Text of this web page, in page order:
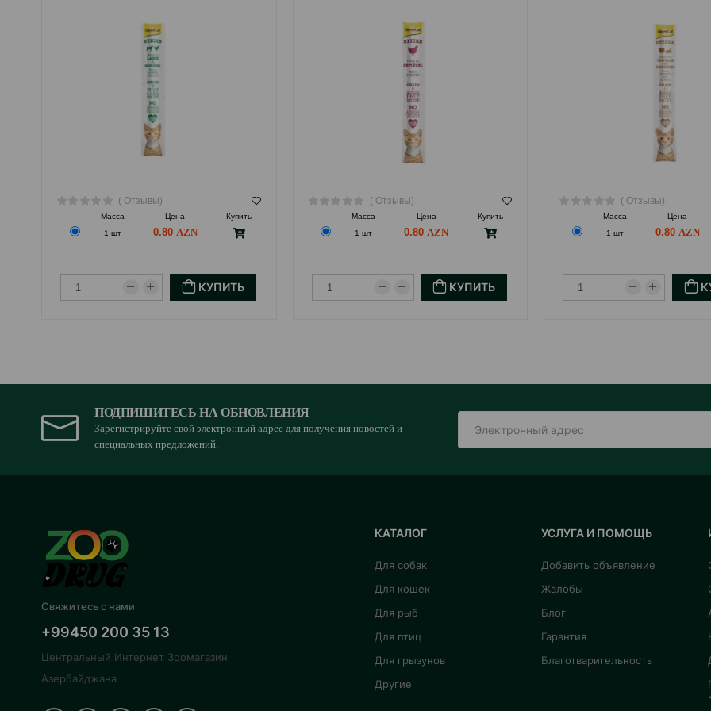
( Отзывы)
Масса Цена
Купить
1 шт
0.80
КУПИТЬ
( Отзывы)
Масса Цена
Купить
1 шт
0.80
КУПИТЬ
( Отзывы)
Масса Цена
1 шт
0.80
ПОДПИШИТЕСЬ НА ОБНОВЛЕНИЯ
Зарегистрируйте свой электронный адрес для получения новостей и
специальных предложений.
Свяжитесь с нами
+99450 200 35 13
Центральный Интернет Зоомагазин
Азербайджана
КАТАЛОГ
Для собак
Для кошек
Для рыб
Для птиц
Для грызунов
Другие
УСЛУГА И ПОМОЩЬ
Добавить объявление
Жалобы
Блог
Гарантия
Благотварительность